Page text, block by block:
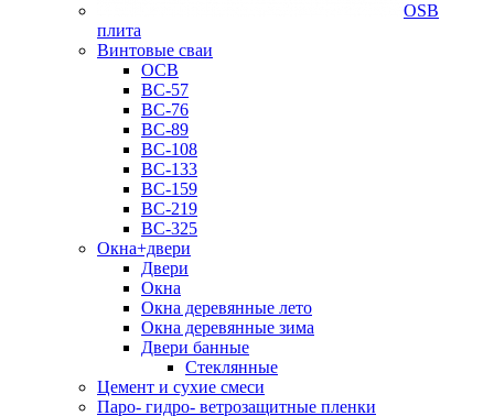
OSB
плита
Винтовые сваи
ОСВ
ВС-57
ВС-76
ВС-89
ВС-108
ВС-133
ВС-159
ВС-219
ВС-325
Окна+двери
Двери
Окна
Окна деревянные лето
Окна деревянные зима
Двери банные
Стеклянные
Цемент и сухие смеси
Паро- гидро- ветрозащитные пленки